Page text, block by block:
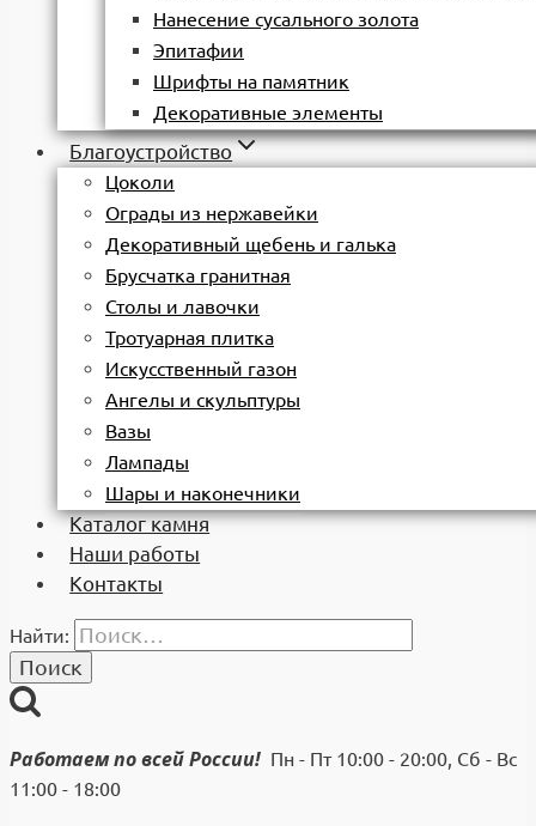
Нанесение сусального золота
Эпитафии
Шрифты на памятник
Декоративные элементы
Благоустройство
Цоколи
Ограды из нержавейки
Декоративный щебень и галька
Брусчатка гранитная
Столы и лавочки
Тротуарная плитка
Искусственный газон
Ангелы и скульптуры
Вазы
Лампады
Шары и наконечники
Каталог камня
Наши работы
Контакты
Найти:
Работаем по всей России! Пн - Пт 10:00 - 20:00, Сб - Вс
11:00 - 18:00